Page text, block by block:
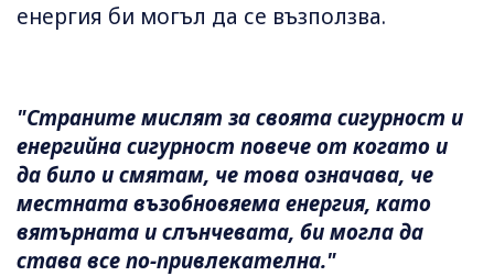
енергия би могъл да се възползва.
"Страните мислят за своята сигурност и
енергийна сигурност повече от когато и
да било и смятам, че това означава, че
местната възобновяема енергия, като
вятърната и слънчевата, би могла да
става все по-привлекателна."